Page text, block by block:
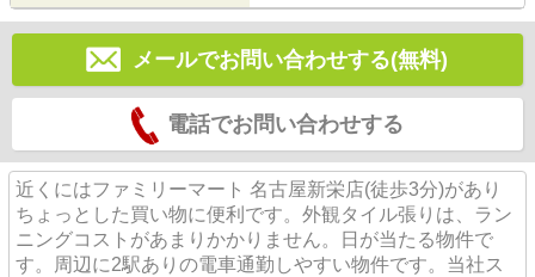
メールでお問い合わせする(無料)
電話でお問い合わせする
近くにはファミリーマート 名古屋新栄店(徒歩3分)があり
ちょっとした買い物に便利です。外観タイル張りは、ラン
ニングコストがあまりかかりません。日が当たる物件で
す。周辺に2駅ありの電車通勤しやすい物件です。当社ス